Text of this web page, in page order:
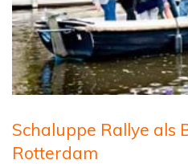
Schaluppe Rallye als
Rotterdam